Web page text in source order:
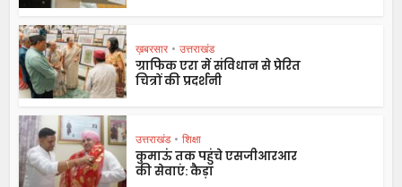
ख़बरसार • उत्तराखंड
ग्राफिक एरा में संविधान से प्रेरित
चित्रों की प्रदर्शनी
उत्तराखंड • शिक्षा
कुमाऊं तक पहुंचे एसजीआरआर
की सेवाएं: कैड़ा